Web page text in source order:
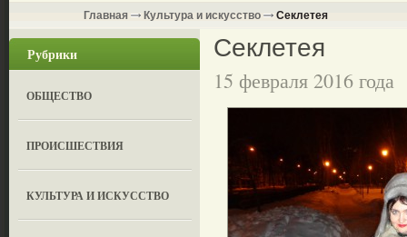
Главная Культура и искусство Секлетея
Рубрики
ОБЩЕСТВО
ПРОИСШЕСТВИЯ
КУЛЬТУРА И ИСКУССТВО
Секлетея
15 февраля 2016 года